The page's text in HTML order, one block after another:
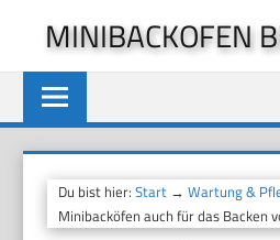
springen
MINIBACKOFEN
Du bist hier:Start →Wartung &
Minibacköfen auch für das Backen